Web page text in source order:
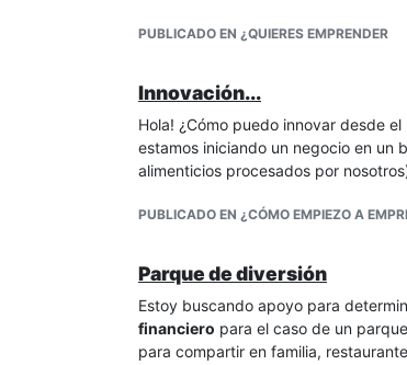
PUBLICADO EN ¿QUIERES EMPRENDER
Innovación...
Hola! ¿Cómo puedo innovar desde
estamos iniciando un negocio en
alimenticios procesados por
PUBLICADO EN ¿CÓMO EMPIEZO A
Parque de diversión
Estoy buscando apoyo para
financiero para el caso de un
para compartir en familia,